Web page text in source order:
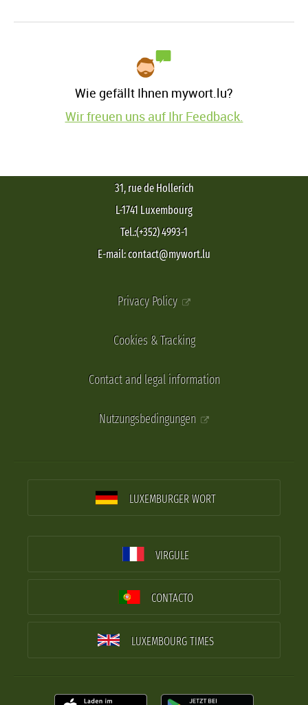
Wie gefällt Ihnen mywort.lu?
Wir freuen uns auf Ihr Feedback.
31, rue de Hollerich
L-1741 Luxembourg
Tel.:(+352) 4993-1
E-mail: contact@mywort.lu
Privacy Policy
Cookies & Tracking
Contact and legal information
Nutzungsbedingungen
LUXEMBURGER WORT
VIRGULE
CONTACTO
LUXEMBOURG TIMES